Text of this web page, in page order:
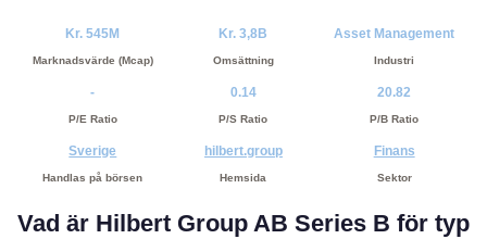
Kr. 545M
Marknadsvärde (Mcap)
Kr. 3,8B
Omsättning
Asset Management
Industri
-
P/E Ratio
0.14
P/S Ratio
20.82
P/B Ratio
Sverige
Handlas på börsen
hilbert.group
Hemsida
Finans
Sektor
Vad är Hilbert Group AB Series B för typ